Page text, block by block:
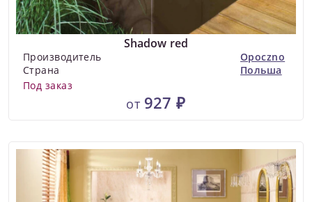
Shadow red
Производитель
Opoczno
Страна
Польша
Под заказ
от 927 ₽